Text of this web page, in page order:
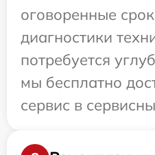
оговоренные
диагностики
потребуется
мы бесплатно
сервис в